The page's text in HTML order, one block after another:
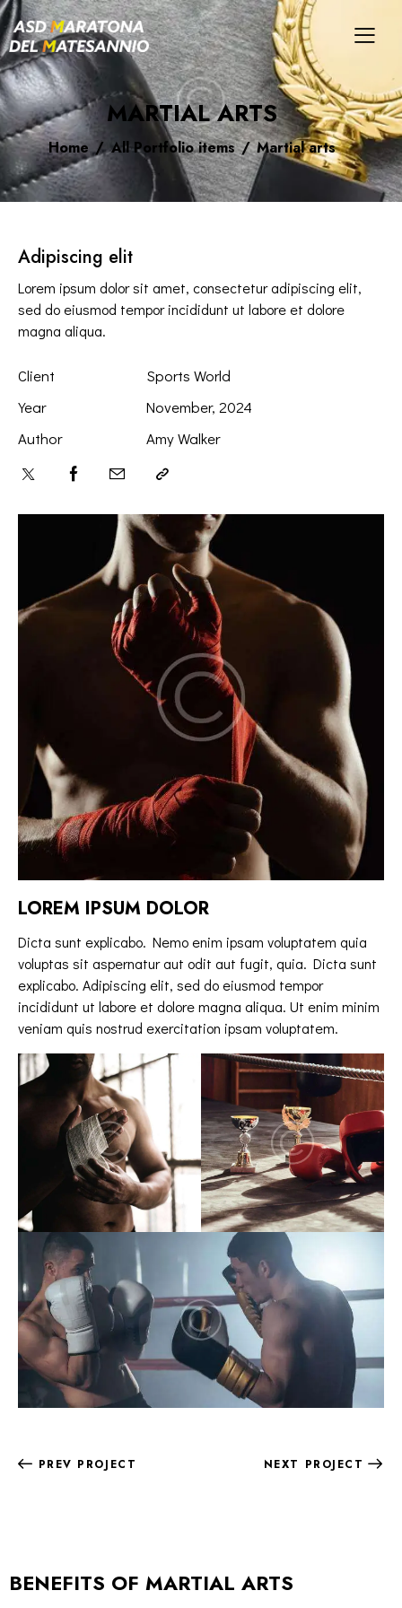
MARTIAL ARTS
Home All Portfolio items Martial arts
LOREM IPSUM DOLOR
Dicta sunt explicabo. Nemo enim ipsam voluptatem quia
voluptas sit aspernatur aut odit aut fugit, quia. Dicta sunt
explicabo. Adipiscing elit, sed do eiusmod tempor
incididunt ut labore et dolore magna aliqua. Ut enim minim
veniam quis nostrud exercitation ipsam voluptatem.
Adipiscing elit
Lorem ipsum dolor sit amet, consectetur adipiscing elit,
sed do eiusmod tempor incididunt ut labore et dolore
magna aliqua.
Client
Sports World
Year
November, 2024
Author
Amy Walker
PREV PROJECT NEXT PROJECT
BENEFITS OF MARTIAL ARTS